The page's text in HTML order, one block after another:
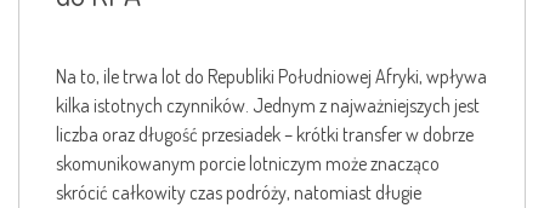
Na to, ile trwa lot do Republiki Południowej Afryki, wpływa
kilka istotnych czynników. Jednym z najważniejszych jest
liczba oraz długość przesiadek – krótki transfer w dobrze
skomunikowanym porcie lotniczym może znacząco
skrócić całkowity czas podróży, natomiast długie